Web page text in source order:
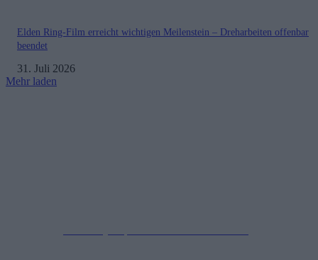
Elden Ring-Film erreicht wichtigen Meilenstein – Dreharbeiten offenbar
beendet
31. Juli 2026
Mehr laden